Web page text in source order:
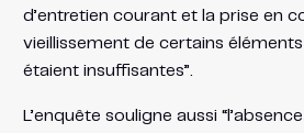
d’entretien courant et la prise en
vieillissement de certains
étaient insuffisantes”.
L’enquête souligne aussi